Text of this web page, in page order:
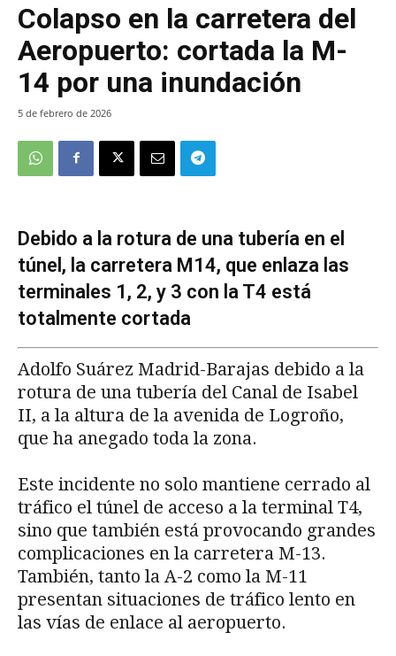
Colapso en la carretera del
Aeropuerto: cortada la M-
14 por una inundación
5 de febrero de 2026
Debido a la rotura de una tubería en el
túnel, la carretera M14, que enlaza las
terminales 1, 2, y 3 con la T4 está
totalmente cortada
Adolfo Suárez Madrid-Barajas debido a la
rotura de una tubería del Canal de Isabel
II, a la altura de la avenida de Logroño,
que ha anegado toda la zona.
Este incidente no solo mantiene cerrado al
tráfico el túnel de acceso a la terminal T4,
sino que también está provocando grandes
complicaciones en la carretera M-13.
También, tanto la A-2 como la M-11
presentan situaciones de tráfico lento en
las vías de enlace al aeropuerto.